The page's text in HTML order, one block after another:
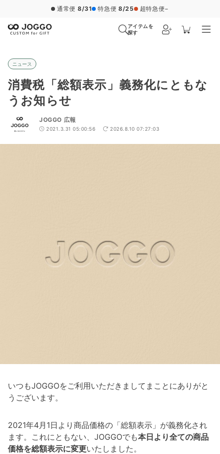
通常便 8/31 特急便 8/25 超特急便−
アイテムを
探す
ニュース
消費税「総額表示」義務化にともな
うお知らせ
JOGGO 広報
2021.3.31 05:00:56 2026.8.10 07:27:03
いつもJOGGOをご利用いただきましてまことにありがと
うございます。
2021年4月1日より商品価格の「総額表示」が義務化され
ます。これにともない、JOGGOでも本日より全ての商品
価格を総額表示に変更いたしました。